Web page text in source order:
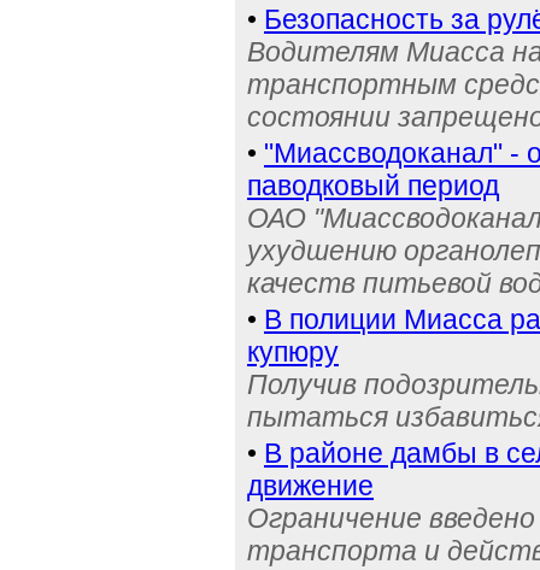
• Безопасность за
Водителям Миасса
транспортным
состоянии
• "Миассводоканал" -
паводковый период
ОАО
ухудшению
качеств питьевой
• В полиции Миасса
купюру
Получив
пытаться
• В районе дамбы в
движение
Ограничение
транспорта и